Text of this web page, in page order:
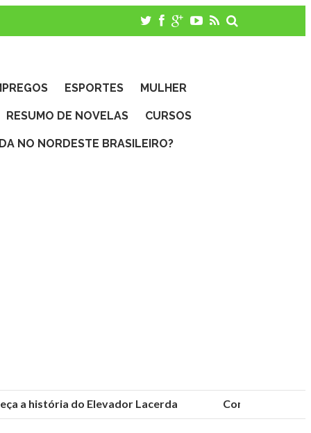
ESPORTES MULHER
RESUMO DE NOVELAS CURSOS
NO NORDESTE BRASILEIRO?
a história do Elevador Lacerda Conheça as